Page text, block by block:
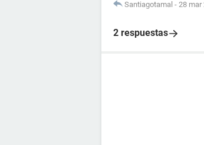
Santiagotamal - 28 mar
2 respuestas